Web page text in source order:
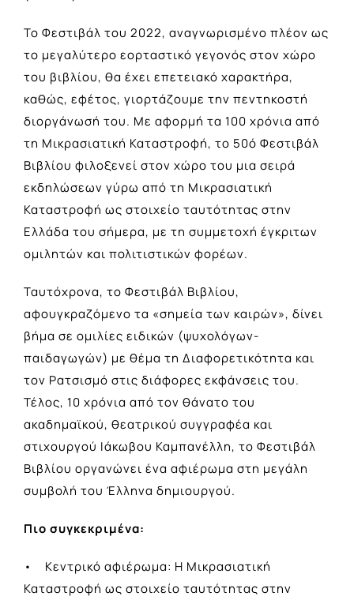
Το Φεστιβάλ του 2022, αναγνωρισμένο πλέον ως
το μεγαλύτερο εορταστικό γεγονός στον χώρο
του βιβλίου, θα έχει επετειακό χαρακτήρα,
καθώς, εφέτος, γιορτάζουμε την πεντηκοστή
διοργάνωσή του. Με αφορμή τα 100 χρόνια από
τη Μικρασιατική Καταστροφή, το 50ό Φεστιβάλ
Βιβλίου φιλοξενεί στον χώρο του μια σειρά
εκδηλώσεων γύρω από τη Μικρασιατική
Καταστροφή ως στοιχείο ταυτότητας στην
Ελλάδα του σήμερα, με τη συμμετοχή έγκριτων
ομιλητών και πολιτιστικών φορέων.
Ταυτόχρονα, το Φεστιβάλ Βιβλίου,
αφουγκραζόμενο τα «σημεία των καιρών», δίνει
βήμα σε ομιλίες ειδικών (ψυχολόγων-
παιδαγωγών) με θέμα τη Διαφορετικότητα και
τον Ρατσισμό στις διάφορες εκφάνσεις του.
Τέλος, 10 χρόνια από τον θάνατο του
ακαδημαϊκού, θεατρικού συγγραφέα και
στιχουργού Ιάκωβου Καμπανέλλη, το Φεστιβάλ
Βιβλίου οργανώνει ένα αφιέρωμα στη μεγάλη
συμβολή του Έλληνα δημιουργού.
Πιο συγκεκριμένα:
• Κεντρικό αφιέρωμα: Η Μικρασιατική
Καταστροφή ως στοιχείο ταυτότητας στην